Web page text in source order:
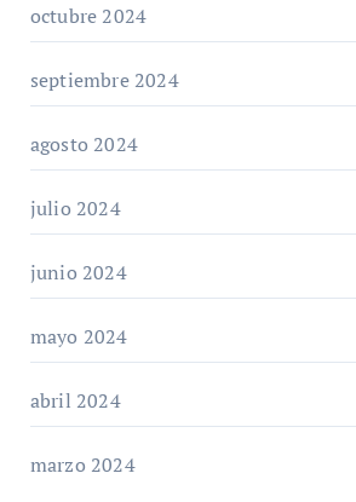
octubre 2024
septiembre 2024
agosto 2024
julio 2024
junio 2024
mayo 2024
abril 2024
marzo 2024